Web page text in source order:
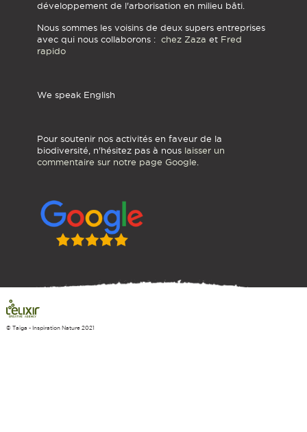
développement de l'arborisation en milieu bâti.
Nous sommes les voisins de deux supers entreprises
avec qui nous collaborons : chez Zaza et Fred
rapido
We speak English
Pour soutenir nos activités en faveur de la
biodiversité, n'hésitez pas à nous laisser un
commentaire sur notre page Google
+
−
© Taiga - Inspiration Nature 2021